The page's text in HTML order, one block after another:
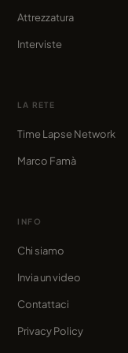
Attrezzatura
Interviste
LA RETE
Time Lapse Network
Marco Famà
INFO
Chi siamo
Invia un video
Contattaci
Privacy Policy